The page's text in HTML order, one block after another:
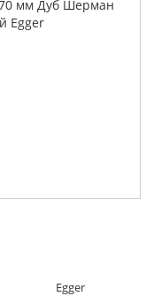
Egger